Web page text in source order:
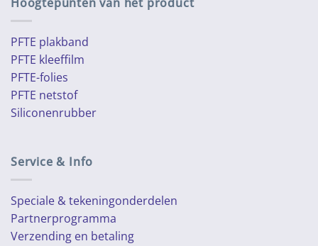
PFTE plakband
PFTE kleeffilm
PFTE-folies
PFTE netstof
Siliconenrubber
Service & Info
Speciale & tekeningonderdelen
Partnerprogramma
Verzending en betaling